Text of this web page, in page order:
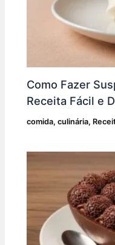
Como Fazer
Receita Fácil e
comida,culinária,